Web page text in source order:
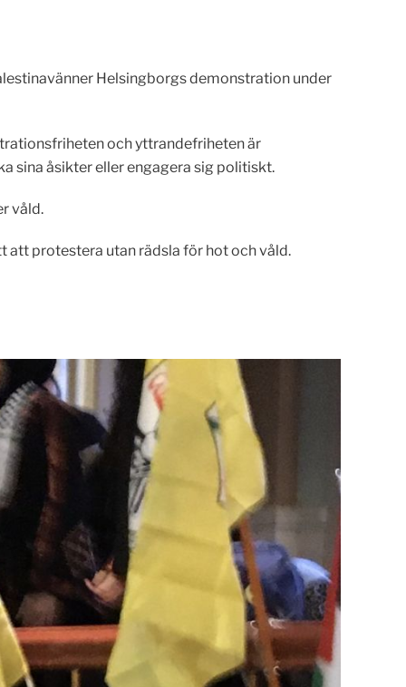
Helsingborgs demonstration under
och yttrandefriheten är
sina åsikter eller engagera sig politiskt.
våld.
att protestera utan rädsla för hot och våld.